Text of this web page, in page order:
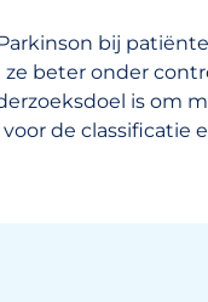
bij
beter onder
is om
de classificatie